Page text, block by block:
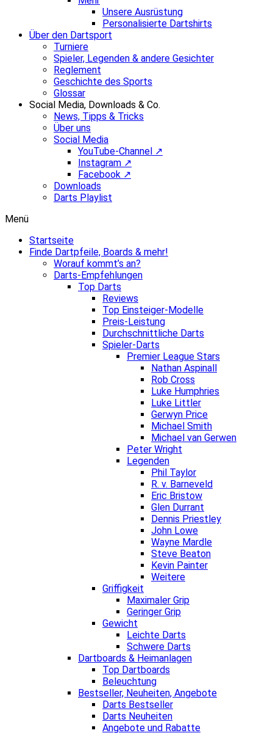
Unsere Ausrüstung
Personalisierte Dartshirts
Über den Dartsport
Turniere
Spieler, Legenden & andere Gesichter
Reglement
Geschichte des Sports
Glossar
Social Media, Downloads & Co.
News, Tipps & Tricks
Über uns
Social Media
YouTube-Channel ↗
Instagram ↗
Facebook ↗
Downloads
Darts Playlist
Menü
Startseite
Finde Dartpfeile, Boards & mehr!
Worauf kommt’s an?
Darts-Empfehlungen
Top Darts
Reviews
Top Einsteiger-Modelle
Preis-Leistung
Durchschnittliche Darts
Spieler-Darts
Premier League Stars
Nathan Aspinall
Rob Cross
Luke Humphries
Luke Littler
Gerwyn Price
Michael Smith
Michael van Gerwen
Peter Wright
Legenden
Phil Taylor
R. v. Barneveld
Eric Bristow
Glen Durrant
Dennis Priestley
John Lowe
Wayne Mardle
Steve Beaton
Kevin Painter
Weitere
Griffigkeit
Maximaler Grip
Geringer Grip
Gewicht
Leichte Darts
Schwere Darts
Dartboards & Heimanlagen
Top Dartboards
Beleuchtung
Bestseller, Neuheiten, Angebote
Darts Bestseller
Darts Neuheiten
Angebote und Rabatte